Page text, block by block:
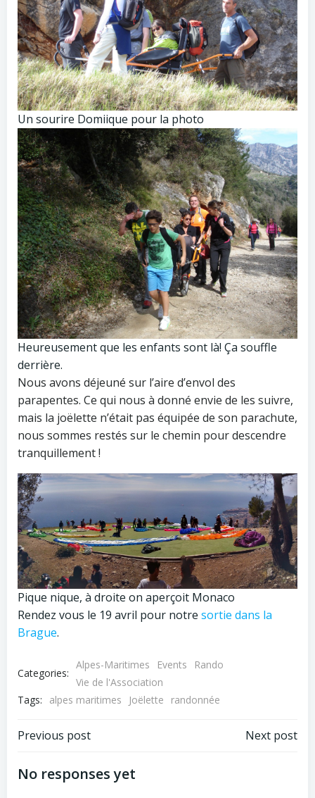
Un sourire Domiique pour la photo
Heureusement que les enfants sont là! Ça souffle
derrière.
Nous avons déjeuné sur l’aire d’envol des
parapentes. Ce qui nous à donné envie de les suivre,
mais la joëlette n’était pas équipée de son parachute,
nous sommes restés sur le chemin pour descendre
tranquillement !
Pique nique, à droite on aperçoit Monaco
Rendez vous le 19 avril pour notre sortie dans la
Brague.
Categories:
Alpes-Maritimes Events
Rando
Vie de l'Association
Tags:
alpes maritimes Joëlette randonnée
Post
navigation
Previous post Next post
No responses yet